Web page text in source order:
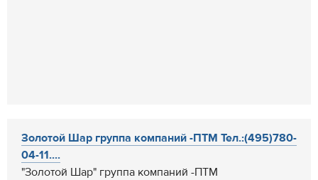
Золотой Шар группа компаний -ПТМ Тел.:(495)780-
04-11....
"Золотой Шар" группа компаний -ПТМ